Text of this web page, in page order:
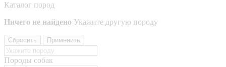
Каталог пород
Ничего не найдено Укажите другую породу
Сбросить Применить
Породы собак